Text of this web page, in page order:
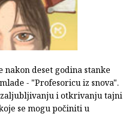
nakon deset godina stanke
- "Profesoricu iz snova".
i otkrivanju tajni
se mogu počiniti u